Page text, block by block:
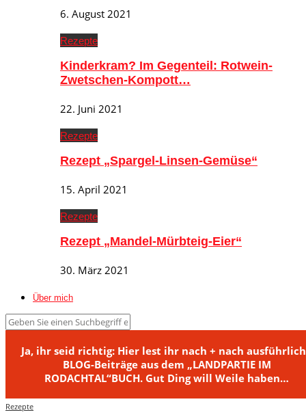
6. August 2021
Rezepte
Kinderkram? Im Gegenteil: Rotwein-
Zwetschen-Kompott…
22. Juni 2021
Rezepte
Rezept „Spargel-Linsen-Gemüse“
15. April 2021
Rezepte
Rezept „Mandel-Mürbteig-Eier“
30. März 2021
Über mich
Ja, ihr seid richtig: Hier lest ihr nach + nach
BLOG-Beiträge aus dem „LANDPARTIE IM
RODACHTAL“BUCH. Gut Ding will Weile haben…
Rezepte